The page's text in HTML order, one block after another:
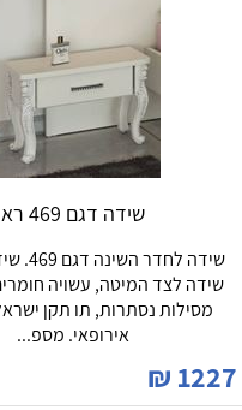
שידה דגם 469 רא
שידה
שידה לצד המיטה, עשויה
מסילות נסתרות, תו תקן
אירופאי. מספ...
1227
₪